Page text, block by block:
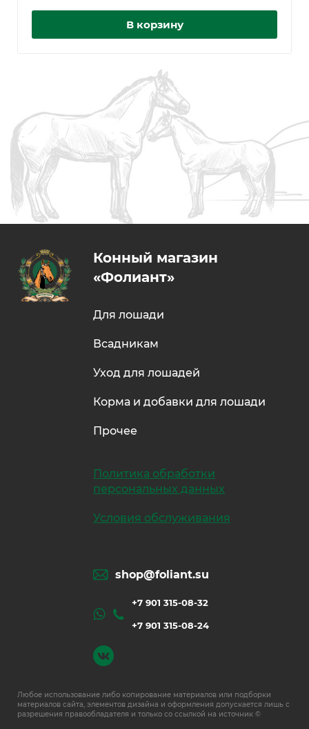
В корзину
Конный магазин
«Фолиант»
Для лошади
Всадникам
Уход для лошадей
Корма и добавки для лошади
Прочее
Политика обработки
персональных данных
Условия обслуживания
shop@foliant.su
+7 901 315-08-32
+7 901 315-08-24
Любое использование либо копирование материалов или подборки
материалов сайта, элементов дизайна и оформления допускается лишь с
разрешения правообладателя и только со ссылкой на источник ©